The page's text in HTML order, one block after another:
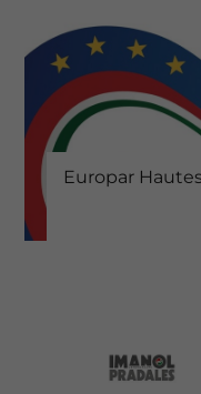
Europar